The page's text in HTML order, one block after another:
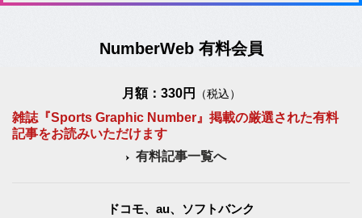
NumberWeb 有料会員
月額：330円 （税込）
雑誌『Sports Graphic Number』掲載の厳選された有料
記事をお読みいただけます
有料記事一覧へ
ドコモ、au、ソフトバンク